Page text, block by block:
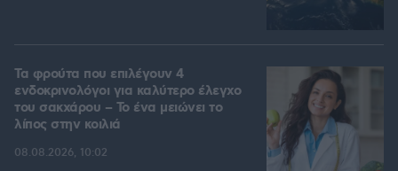
Τα φρούτα που επιλέγουν 4
ενδοκρινολόγοι για καλύτερο έλεγχο
του σακχάρου – Το ένα μειώνει το
λίπος στην κοιλιά
08.08.2026, 10:02